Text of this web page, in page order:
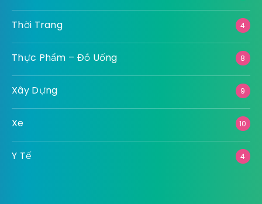
Thời Trang 4
Thực Phẩm – Đồ Uống 8
Xây Dựng 9
Xe 10
Y Tế 4